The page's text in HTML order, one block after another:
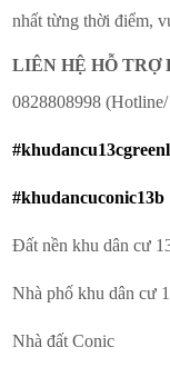
nhất từng thời điểm,
LIÊN HỆ HỖ TRỢ
0828808998
#khudancuconic13b
Đất nền khu dân cư
Nhà phố khu dân cư
Nhà đất Conic